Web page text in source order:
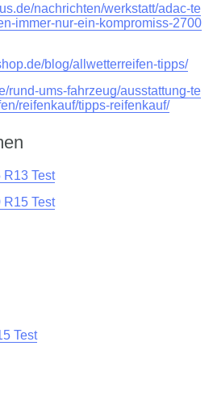
nachrichten/werkstatt/adac-te
immer-nur-ein-kompromiss-2700
blog/allwetterreifen-tipps/
rund-ums-fahrzeug/ausstattung-te
reifenkauf/tipps-reifenkauf/
Test
Test
Test